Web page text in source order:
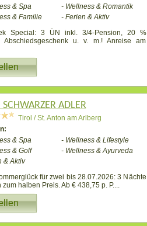
& Spa
- Wellness & Romantik
& Familie
- Ferien & Aktiv
Special: 3 ÜN inkl. 3/4-Pension, 20 %
Abschiedsgeschenk u. v. m.! Anreise am
ADLER
Tirol / St. Anton am Arlberg
& Spa
- Wellness & Lifestyle
& Golf
- Wellness & Ayurveda
& Aktiv
für zwei bis 28.07.2026: 3 Nächte
halben Preis. Ab € 438,75 p. P....